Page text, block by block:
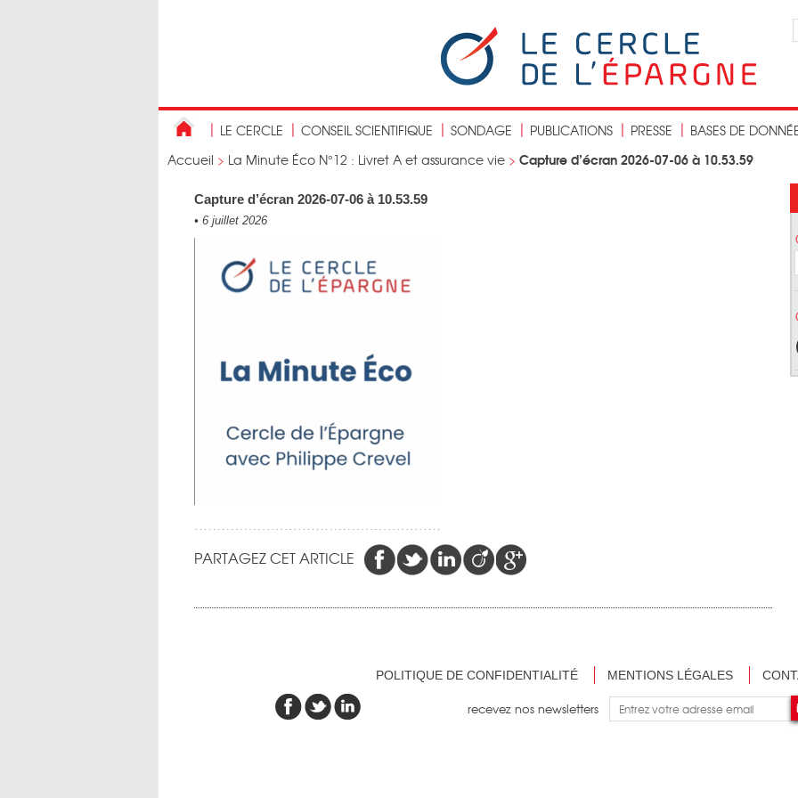
LE CERCLE CONSEIL SCIENTIFIQUE SONDAGE PUBLICATIONS PRESSE
BASES DE
Accueil > La Minute Éco N°12 : Livret A et assurance vie > Capture d’écran 2026-07-06 à 10.53.59
Capture d’écran 2026-07-06 à 10.53.59
• 6 juillet 2026
PARTAGEZ CET ARTICLE
POLITIQUE DE CONFIDENTIALITÉ MENTIONS LÉGALES
recevez nos newsletters